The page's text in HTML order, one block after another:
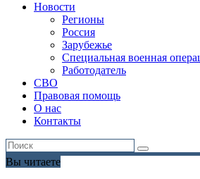
Новости
Регионы
Россия
Зарубежье
Специальная военная
Работодатель
СВО
Правовая помощь
О нас
Контакты
Вы читаете